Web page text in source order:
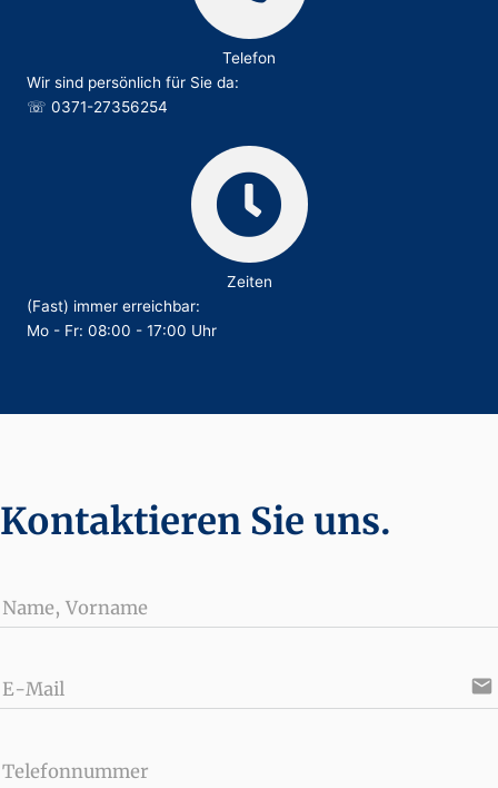
Telefon
Wir sind persönlich für Sie da:
☏ 0371-27356254
Zeiten
(Fast) immer erreichbar:
Mo - Fr: 08:00 - 17:00 Uhr
Kontaktieren Sie uns.
Name, Vorname
E-Mail email
Telefonnummer